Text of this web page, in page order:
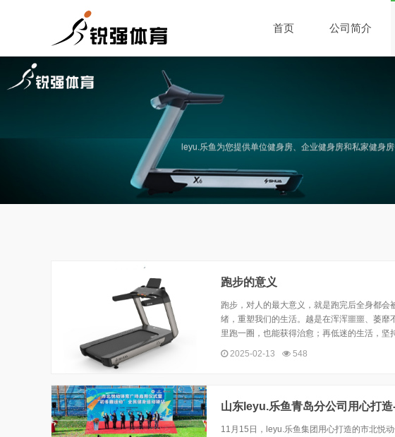
首页 公司简介
leyu.乐鱼为您提供单位健身房、企业健身房和私家健身
跑步的意义
跑步，对人的最大意义，就是跑完后全身都会
绪，重塑我们的生活。越是在浑浑噩噩、萎
里跑一圈，也能获得治愈；再低迷的生活，坚
2025-02-13 548
山东leyu.乐鱼青岛分公司用心打
11月15日，leyu.乐鱼集团用心打造的市北悦